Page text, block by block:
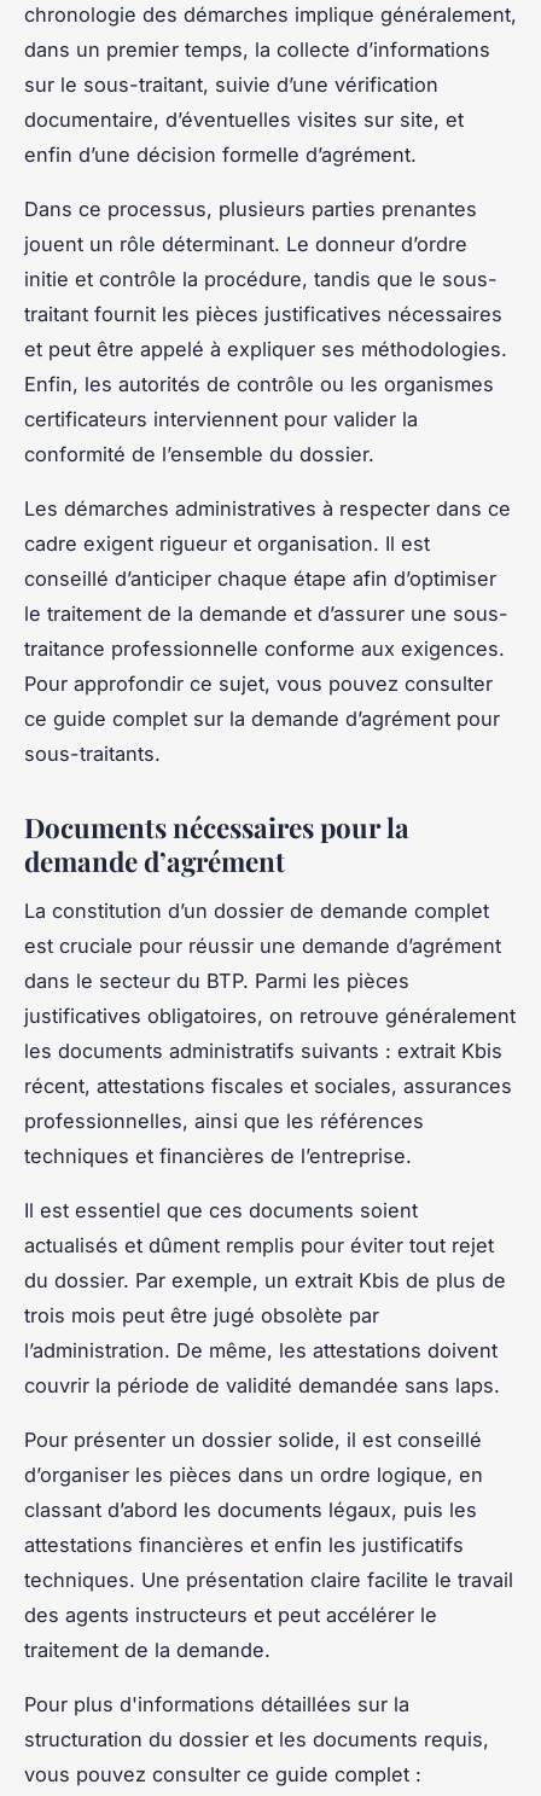
chronologie des démarches implique généralement,
dans un premier temps, la collecte d’informations
sur le sous-traitant, suivie d’une vérification
documentaire, d’éventuelles visites sur site, et
enfin d’une décision formelle d’agrément.
Dans ce processus, plusieurs parties prenantes
jouent un rôle déterminant. Le donneur d’ordre
initie et contrôle la procédure, tandis que le sous-
traitant fournit les pièces justificatives nécessaires
et peut être appelé à expliquer ses méthodologies.
Enfin, les autorités de contrôle ou les organismes
certificateurs interviennent pour valider la
conformité de l’ensemble du dossier.
Les démarches administratives à respecter dans ce
cadre exigent rigueur et organisation. Il est
conseillé d’anticiper chaque étape afin d’optimiser
le traitement de la demande et d’assurer une sous-
traitance professionnelle conforme aux exigences.
Pour approfondir ce sujet, vous pouvez consulter
ce guide complet sur la demande d’agrément pour
sous-traitants.
Documents nécessaires pour la
demande d’agrément
La constitution d’un dossier de demande complet
est cruciale pour réussir une demande d’agrément
dans le secteur du BTP. Parmi les pièces
justificatives obligatoires, on retrouve généralement
les documents administratifs suivants : extrait Kbis
récent, attestations fiscales et sociales, assurances
professionnelles, ainsi que les références
techniques et financières de l’entreprise.
Il est essentiel que ces documents soient
actualisés et dûment remplis pour éviter tout rejet
du dossier. Par exemple, un extrait Kbis de plus de
trois mois peut être jugé obsolète par
l’administration. De même, les attestations doivent
couvrir la période de validité demandée sans laps.
Pour présenter un dossier solide, il est conseillé
d’organiser les pièces dans un ordre logique, en
classant d’abord les documents légaux, puis les
attestations financières et enfin les justificatifs
techniques. Une présentation claire facilite le travail
des agents instructeurs et peut accélérer le
traitement de la demande.
Pour plus d'informations détaillées sur la
structuration du dossier et les documents requis,
vous pouvez consulter ce guide complet :